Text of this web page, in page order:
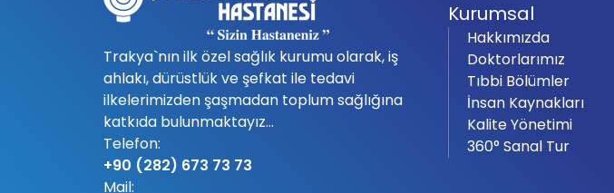
Trakya`nın ilk özel sağlık kurumu olarak, iş
ahlakı, dürüstlük ve şefkat ile tedavi
ilkelerimizden şaşmadan toplum sağlığına
katkıda bulunmaktayız...
Telefon:
+90 (282) 673 73 73
Mail:
Kurumsal
Hakkımızda
Doktorlarımız
Tıbbi Bölümler
İnsan Kaynakları
Kalite Yönetimi
360° Sanal Tur